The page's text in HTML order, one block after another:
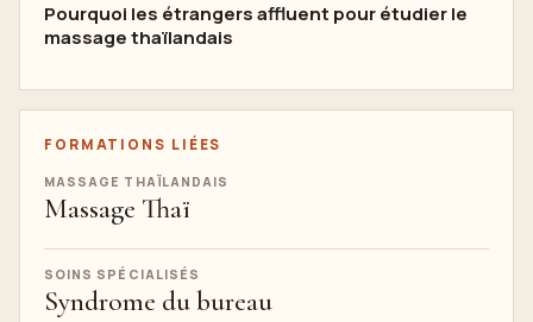
Pourquoi les étrangers affluent pour étudier le
massage thaïlandais
FORMATIONS LIÉES
MASSAGE THAÏLANDAIS
Massage Thaï
SOINS SPÉCIALISÉS
Syndrome du bureau